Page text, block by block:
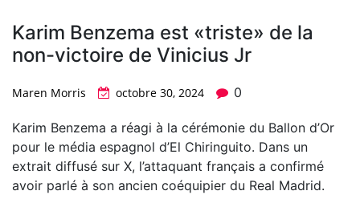
Karim Benzema est «triste» de la
non-victoire de Vinicius Jr
Maren Morris octobre 30, 2024 0
Karim Benzema a réagi à la cérémonie du Ballon d’Or
pour le média espagnol d’El Chiringuito. Dans un
extrait diffusé sur X, l’attaquant français a confirmé
avoir parlé à son ancien coéquipier du Real Madrid.